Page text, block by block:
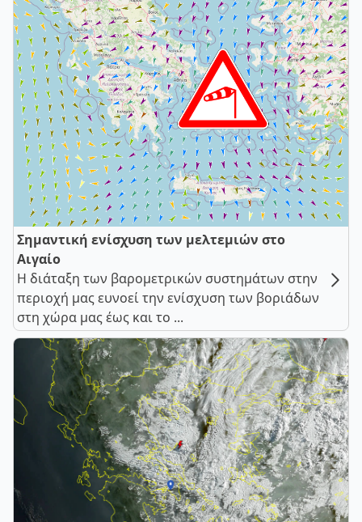
Σημαντική ενίσχυση των μελτεμιών στο
Αιγαίο
Η διάταξη των βαρομετρικών συστημάτων στην
περιοχή μας ευνοεί την ενίσχυση των βοριάδων
στη χώρα μας έως και το ...